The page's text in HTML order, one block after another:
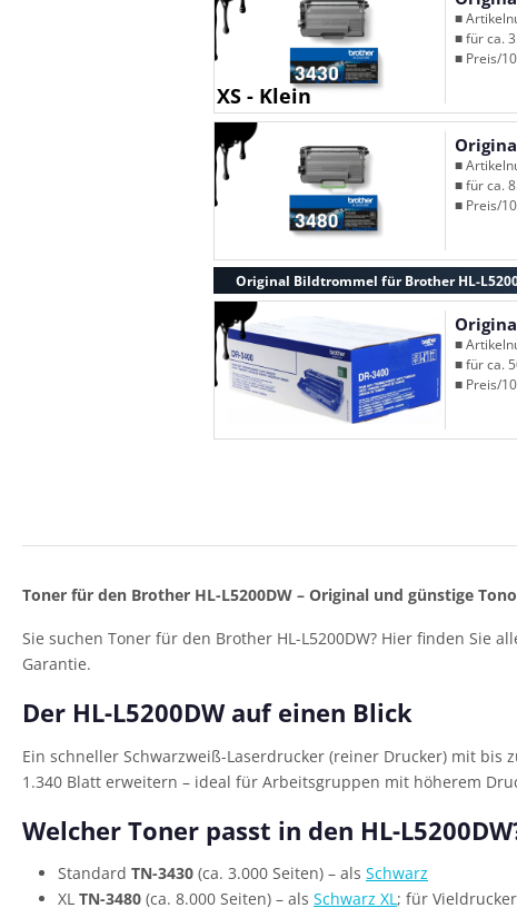
XS - Klein
■
■ für ca.
■ Preis/
■
■ für ca.
■ Preis/
Original Bildtrommel für Brother HL-
■
■ für ca.
■ Preis/
Toner für den Brother HL-L5200DW – Original und günstige
Sie suchen Toner für den Brother HL-L5200DW? Hier finden Sie
Garantie.
Der HL-L5200DW auf einen Blick
Ein schneller Schwarzweiß-Laserdrucker (reiner Drucker) mit bis
1.340 Blatt erweitern – ideal für Arbeitsgruppen mit höherem
Welcher Toner passt in den HL-
Standard TN-3430 (ca. 3.000 Seiten) – als Schwarz
XL TN-3480 (ca. 8.000 Seiten) – als Schwarz XL; für